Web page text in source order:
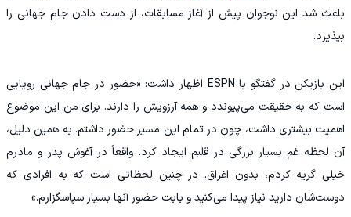
باعث شد این نوجوان پیش از آغاز مسابقات، از دست دادن جام جهانی را
بپذیرد.
این بازیکن در گفتگو با ESPN اظهار داشت: «حضور در جام جهانی رویایی
است که به حقیقت می‌پیوندد و همه آرزویش را دارند. برای من این موضوع
اهمیت بیشتری داشت، چون در تمام این مسیر حضور داشتم. به همین دلیل،
آن لحظه غم بسیار بزرگی در قلبم ایجاد کرد. واقعاً در آغوش پدر و مادرم
خیلی گریه کردم، بدون اغراق. در چنین لحظاتی است که به افرادی که
دوست‌شان دارید نیاز پیدا می‌کنید و بابت حضور آنها بسیار سپاسگزارم.»